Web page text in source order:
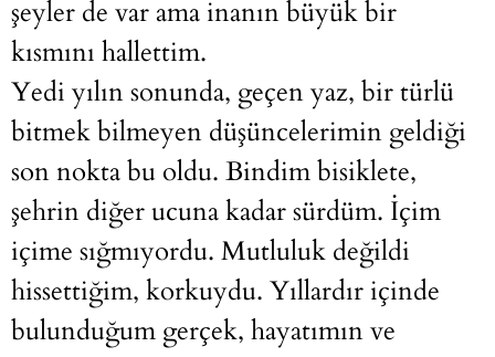
şeyler de var ama inanın büyük bir
kısmını hallettim.
Yedi yılın sonunda, geçen yaz, bir türlü
bitmek bilmeyen düşüncelerimin geldiği
son nokta bu oldu. Bindim bisiklete,
şehrin diğer ucuna kadar sürdüm. İçim
içime sığmıyordu. Mutluluk değildi
hissettiğim, korkuydu. Yıllardır içinde
bulunduğum gerçek, hayatımın ve